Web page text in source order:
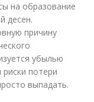
на образование
десен.
причину
убылью
потери
выпадать.